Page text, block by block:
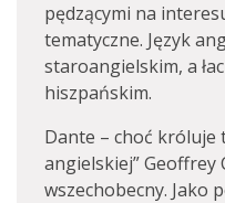
pędzącymi na
tematyczne. Język
staroangielskim, a
hiszpańskim.
Dante – choć króluje
angielskiej” Geoffrey
wszechobecny. Jako